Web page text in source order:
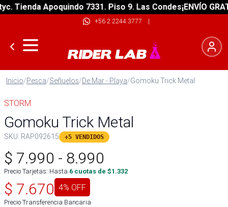
Apoquindo 7331. Piso 9. Las Condes¡ENVÍO
+56 2 2244 3777 |
Inicio/Pesca/Señuelos/De Mar - Playa/Gomoku Trick Metal
STORM
Gomoku Trick Metal
SKU: RAP092615 +5 VENDIDOS
$ 7.990 - 8.990
Precio Tarjetas: Hasta 6 cuotas de $1.332
$ 7.670 4% OFF
Precio Transferencia Bancaria